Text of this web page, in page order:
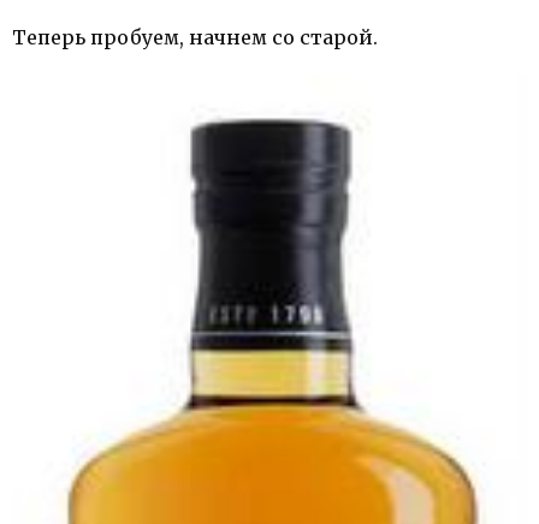
Теперь пробуем, начнем со старой.